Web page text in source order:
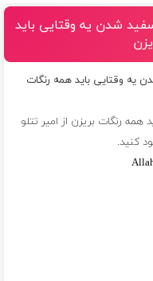
شدن یه وقتایی باید
یه وقتایی باید همه رنگات
رنگات بریزن از امیر تتلو
کنید.